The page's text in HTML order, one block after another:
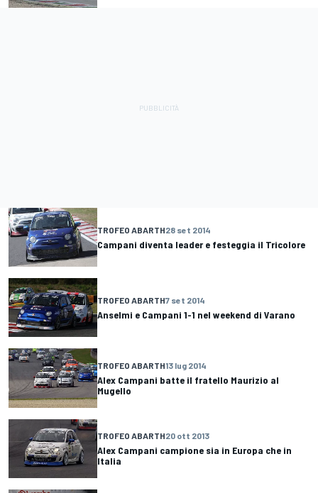
TROFEO ABARTH28 set 2014
Campani diventa leader e festeggia il Tricolore
TROFEO ABARTH7 set 2014
Anselmi e Campani 1-1 nel weekend di Varano
TROFEO ABARTH13 lug 2014
Alex Campani batte il fratello Maurizio al
Mugello
TROFEO ABARTH20 ott 2013
Alex Campani campione sia in Europa che in
Italia